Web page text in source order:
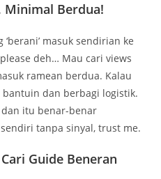
Minimal Berdua!
masuk sendirian ke
deh… Mau cari views
ramean berdua. Kalau
bantuin dan berbagi logistik.
itu benar-benar
tanpa sinyal, trust me.
Guide Beneran